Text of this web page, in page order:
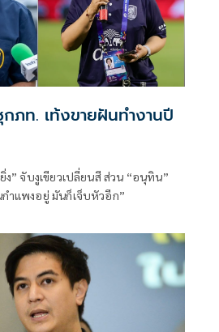
ทำงานปี
” จับงูเขียวเปลี่ยนสี ส่วน “อนุทิน”
ำแพงอยู่ มันก็เจ็บหัวอีก”